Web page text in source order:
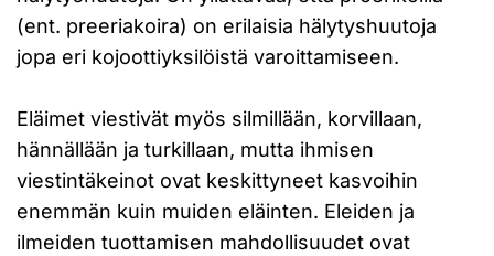
(ent. preeriakoira) on erilaisia hälytyshuutoja
jopa eri kojoottiyksilöistä varoittamiseen.
Eläimet viestivät myös silmillään, korvillaan,
hännällään ja turkillaan, mutta ihmisen
viestintäkeinot ovat keskittyneet kasvoihin
enemmän kuin muiden eläinten. Eleiden ja
ilmeiden tuottamisen mahdollisuudet ovat